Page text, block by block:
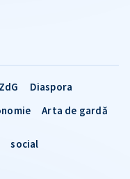
Diaspora
Arta de gardă
social